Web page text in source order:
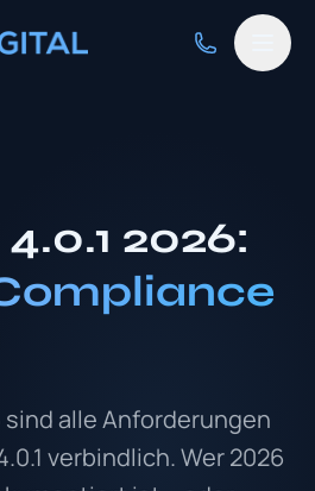
2026:
sind alle Anforderungen
verbindlich. Wer 2026